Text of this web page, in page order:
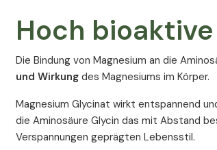
Hoch
Die Bindung von Magnesium an die
und Wirkungdes Magnesiums im Körper.
Magnesium Glycinat wirkt entspannend
die Aminosäure Glycin das mit Abstand
Verspannungen geprägten Lebensstil.